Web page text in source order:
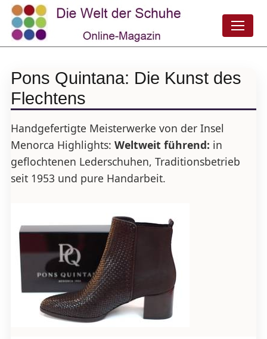
Pons Quintana: Die Kunst des
Flechtens
Handgefertigte Meisterwerke von der Insel
Menorca Highlights: Weltweit führend: in
geflochtenen Lederschuhen, Traditionsbetrieb
seit 1953 und pure Handarbeit.